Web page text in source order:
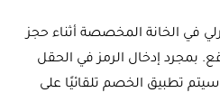
في الخانة المخصصة أثناء حجز
بمجرد إدخال الرمز في الحقل
تطبيق الخصم تلقائيًا على